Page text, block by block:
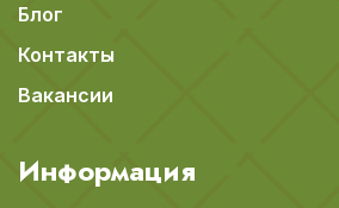
Блог
Контакты
Вакансии
Информация